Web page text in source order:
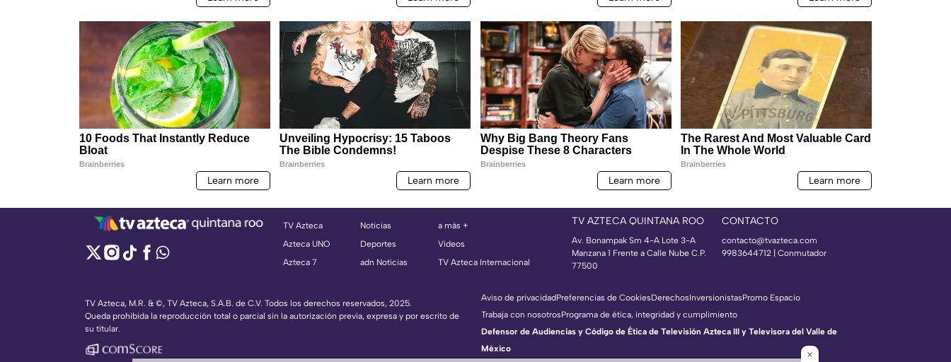
TV Azteca
Azteca UNO
Azteca 7
Noticias
Deportes
adn Noticias
a más +
Videos
TV Azteca Internacional
TV AZTECA QUINTANA ROO
Av. Bonampak Sm 4-A Lote 3-A
Manzana 1 Frente a Calle Nube C.P.
77500
CONTACTO
contacto@tvazteca.com
9983644712 | Conmutador
TV Azteca, M.R. & ©, TV Azteca, S.A.B. de C.V. Todos los derechos reservados, 2025.
Queda prohibida la reproducción total o parcial sin la autorización previa, expresa y por escrito de
su titular.
Aviso de privacidadPreferencias de CookiesDerechosInversionistasPromo Espacio
Trabaja con nosotrosPrograma de ética, integridad y cumplimiento
Defensor de Audiencias y Código de Ética de Televisión Azteca III y Televisora del Valle de
México